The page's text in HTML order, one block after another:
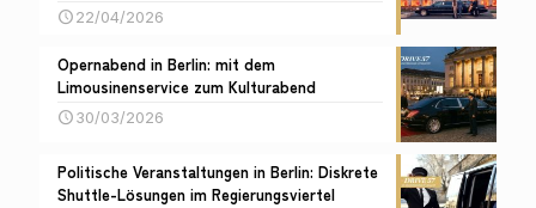
22/04/2026
Opernabend in Berlin: mit dem
Limousinenservice zum Kulturabend
30/03/2026
Politische Veranstaltungen in Berlin: Diskrete
Shuttle-Lösungen im Regierungsviertel